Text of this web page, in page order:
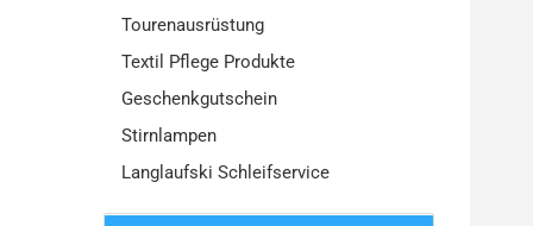
Tourenausrüstung
Textil Pflege Produkte
Geschenkgutschein
Stirnlampen
Langlaufski Schleifservice